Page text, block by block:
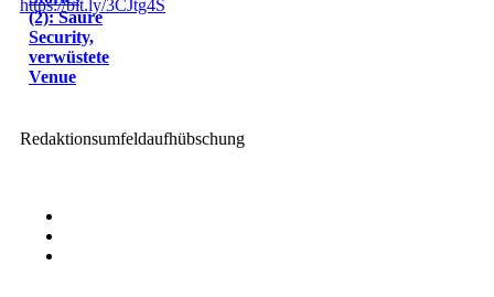
(2): Saure
Security,
verwüstete
Venue
Redaktionsumfeldaufhübschung